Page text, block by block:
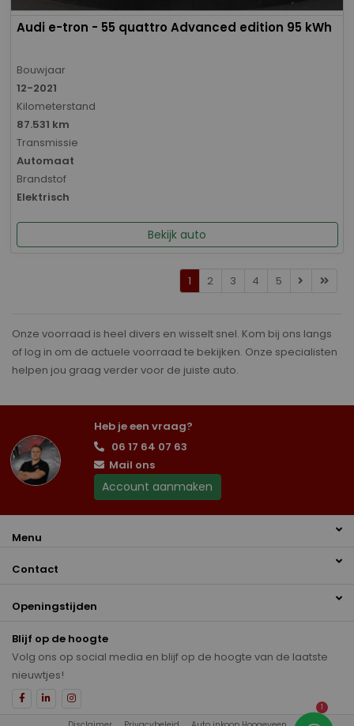
Audi e-tron - 55 quattro Advanced edition 95 kWh
Bouwjaar
12-2021
Kilometerstand
87.531 km
Transmissie
Automaat
Brandstof
Elektrisch
Bekijk auto
1 2 3 4 5
Onze voorraad is heel divers en wisselt snel. Kom bij ons langs
of log in om de actuele voorraad te bekijken. Onze specialisten
helpen jou graag verder voor de juiste auto.
Heb je een vraag?
06 17 64 07 63
Mail ons
Account aanmaken
Menu
Contact
Openingstijden
Blijf op de hoogte
Volg ons op social media en blijf op de hoogte van de laatste
nieuwtjes!
1